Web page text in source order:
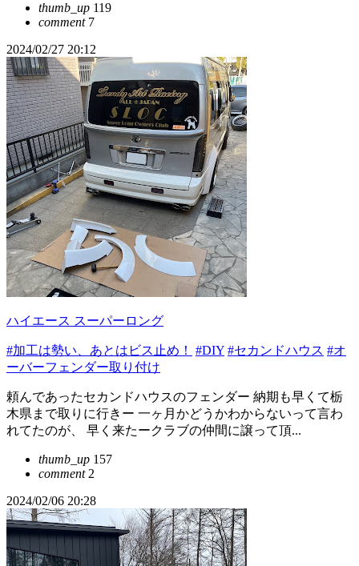
thumb_up 119
comment7
2024/02/27 20:12
ハイエース スーパーロング
#加工は勢い、あとはビス止め！ #DIY #セカンドハウス #オ
ーバーフェンダー取り付け
頼んであったセカンドハウスのフェンダー 納期も早くて栃
木県まで取りに行きー 一ヶ月かどうかわからないって言わ
れてたのが、 早く来たークラブの仲間に譲って頂...
thumb_up 157
comment2
2024/02/06 20:28